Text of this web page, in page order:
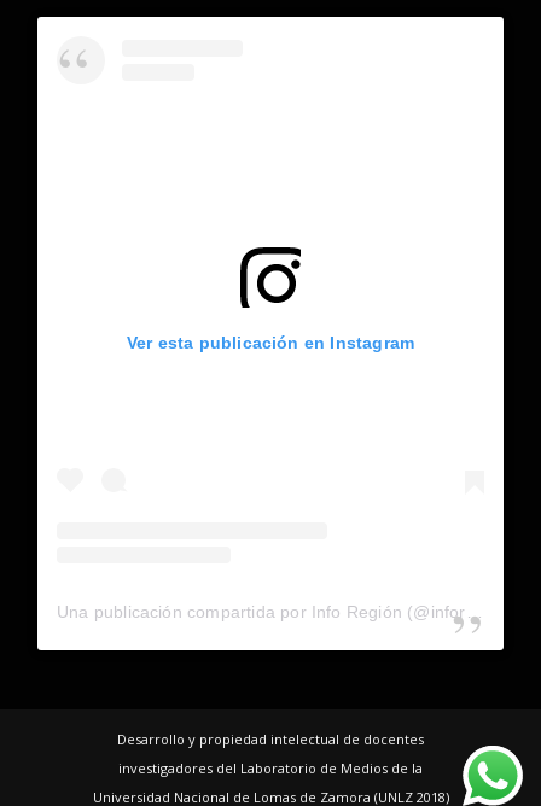
Ver esta publicación en Instagram
Desarrollo y propiedad intelectual de docentes
investigadores del Laboratorio de Medios de la
Universidad Nacional de Lomas de Zamora (UNLZ 2018)